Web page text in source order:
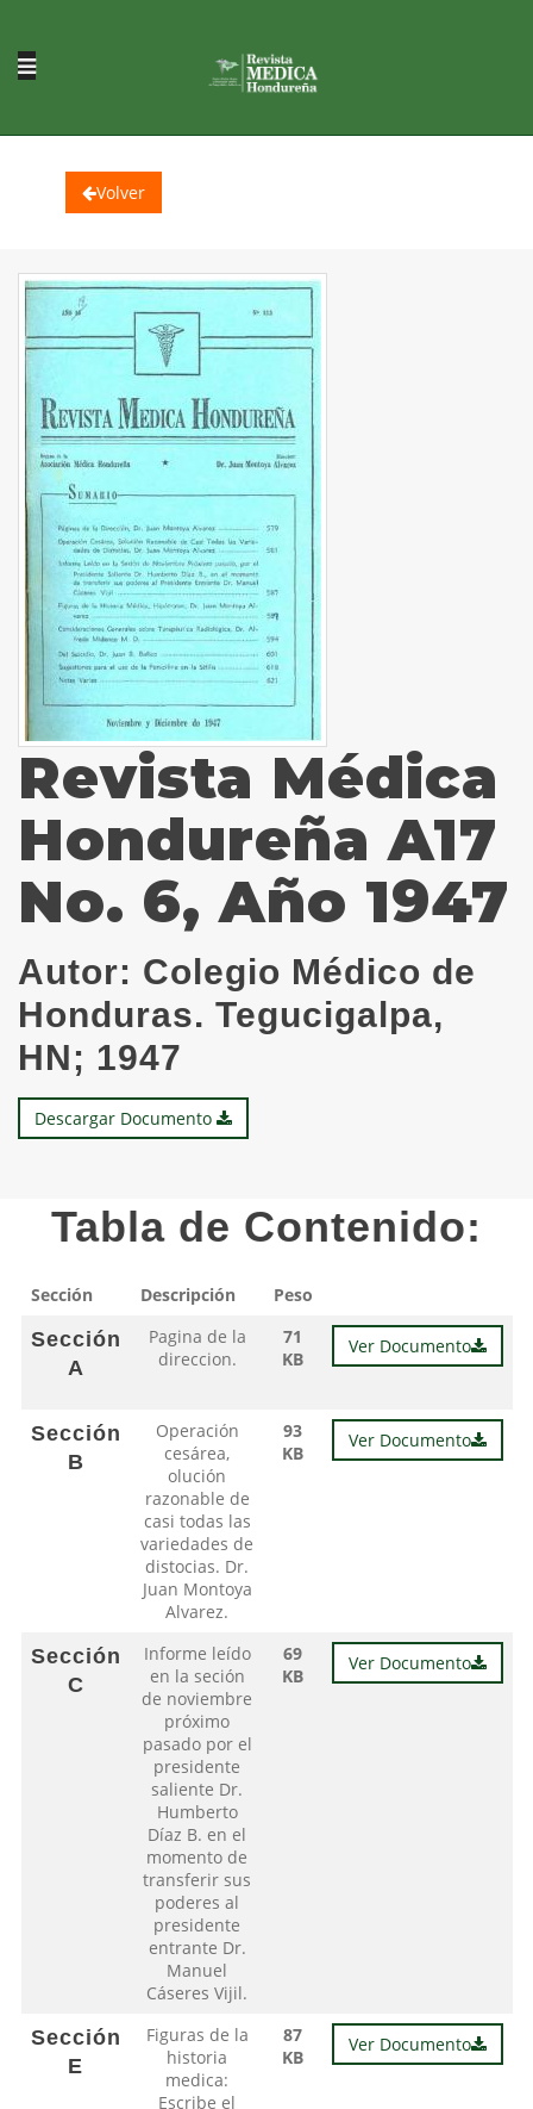
Volver
Revista Médica
Hondureña A17
No. 6, Año 1947
Autor: Colegio Médico de
Honduras. Tegucigalpa,
HN; 1947
Descargar Documento
Tabla de Contenido:
Sección Descripción Peso
Sección
A
Pagina de la
direccion.
71
KB
Ver Documento
Sección
B
Operación
cesárea,
olución
razonable de
casi todas las
variedades de
distocias. Dr.
Juan Montoya
Alvarez.
93
KB
Ver Documento
Sección
C
Informe leído
en la seción
de noviembre
próximo
pasado por el
presidente
saliente Dr.
Humberto
Díaz B. en el
momento de
transferir sus
poderes al
presidente
entrante Dr.
Manuel
Cáseres Vijil.
69
KB
Ver Documento
Sección
E
Figuras de la
historia
medica:
Escribe el
87
KB
Ver Documento